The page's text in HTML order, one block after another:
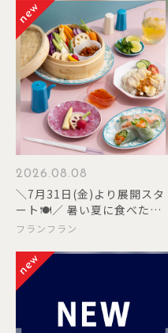
2026.08.08
＼7月31日(金)より展開スタ
ート🍽️／ 暑い夏に食べたく
なるスパイシーなエスニック
ウェアシリーズが新登場🌶️🌿
フランフラン